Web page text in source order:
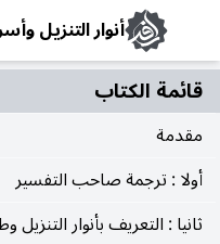
أنوار التنزيل
قائمة الکتاب
مقدمة
أولا : ترجمة صاحب التفسير
ثانيا : التعريف بأنوار